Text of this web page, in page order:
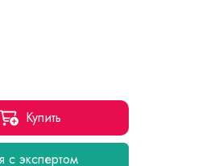
Купить
с экспертом